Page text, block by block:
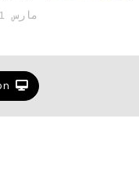
مارس 21, 2024